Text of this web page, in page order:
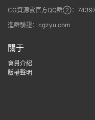
CG資源雲官方QQ群②：
進群驗證：cgzyu.com
關于
會員介紹
版權聲明